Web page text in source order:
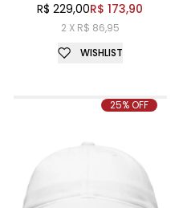
R$ 229,00R$ 173,90
2 X R$ 86,95
WISHLIST
25% OFF